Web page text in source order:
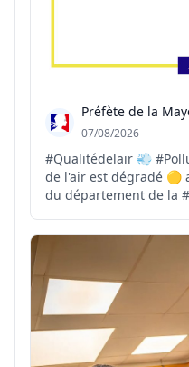
Préfète de la
07/08/2026
#Qualitédelair 💨 #Pollution L'indice de
de l'air est dégradé 🟡
du département de la
🟡, avec quelques